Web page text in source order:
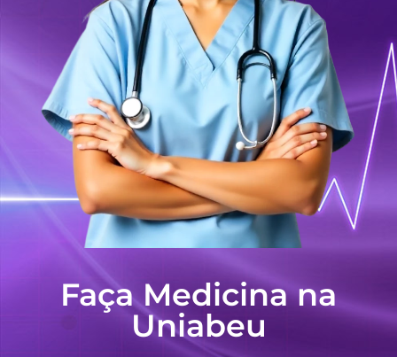
Faça Medicina na
Uniabeu